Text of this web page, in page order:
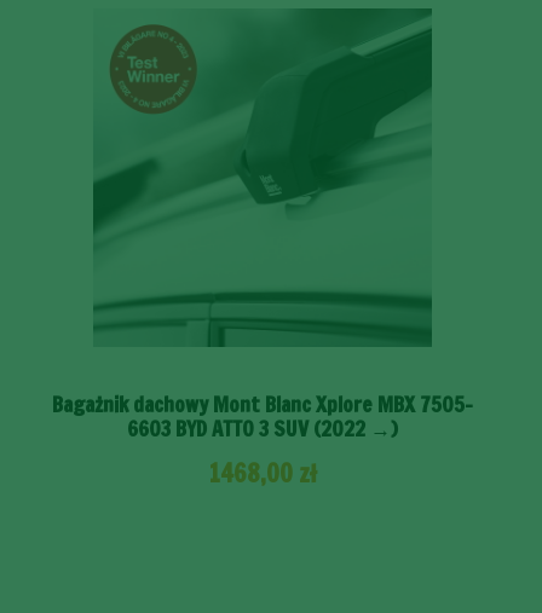
Bagażnik dachowy Mont Blanc Xplore MBX 7505-
6603 BYD ATTO 3 SUV (2022 →)
1468,00 zł